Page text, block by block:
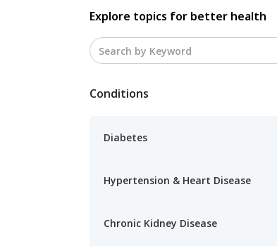
Explore topics for better health
Conditions
Diabetes
Hypertension & Heart Disease
Chronic Kidney Disease